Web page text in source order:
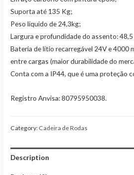
Suporta até 135 Kg;
Peso líquido de 24,3kg;
Largura e profundidade do assento:
Bateria de lítio recarregável 24V e 4000
entre cargas (maior durabilidade do
Conta com a IP44, que é uma proteção
Registro Anvisa: 80795950038.
Category: Cadeira de Rodas
Description